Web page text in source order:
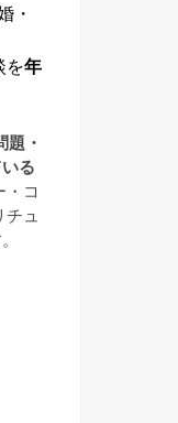
・
を年
題・
る
・コ
ュ